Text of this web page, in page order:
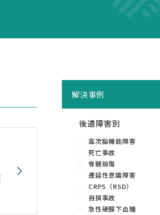
解決事例
後遺障害別
高次脳機能障害
死亡事故
脊髄損傷
遷延性意識障害
CRPS（RSD）
自損事故
急性硬膜下血腫